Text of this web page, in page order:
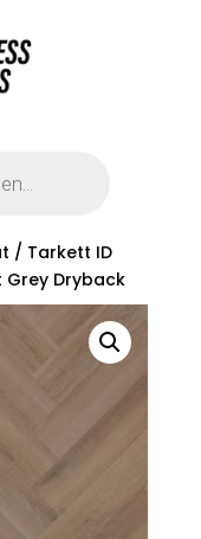
/ Tarkett ID
Grey Dryback